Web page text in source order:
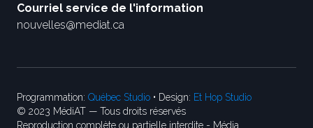
Courriel service de l'information
nouvelles@mediat.ca
Programmation: Québec Studio • Design: Et Hop Studio
© 2023 MédiAT — Tous droits réservés
Reproduction complète ou partielle interdite - Média